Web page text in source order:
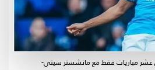
عشر مباريات فقط مع مانشستر سيتي-